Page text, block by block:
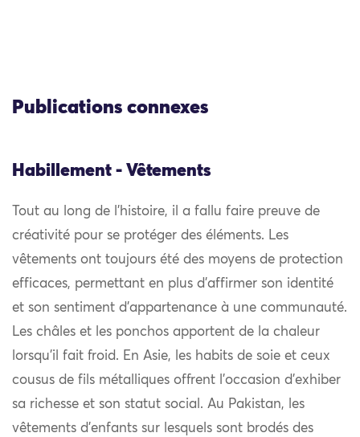
Publications connexes
Habillement - Vêtements
Tout au long de l’histoire, il a fallu faire preuve de
créativité pour se protéger des éléments. Les
vêtements ont toujours été des moyens de protection
efficaces, permettant en plus d’affirmer son identité
et son sentiment d’appartenance à une communauté.
Les châles et les ponchos apportent de la chaleur
lorsqu’il fait froid. En Asie, les habits de soie et ceux
cousus de fils métalliques offrent l’occasion d’exhiber
sa richesse et son statut social. Au Pakistan, les
vêtements d’enfants sur lesquels sont brodés des